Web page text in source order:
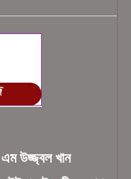
উজ্জ্বল খান